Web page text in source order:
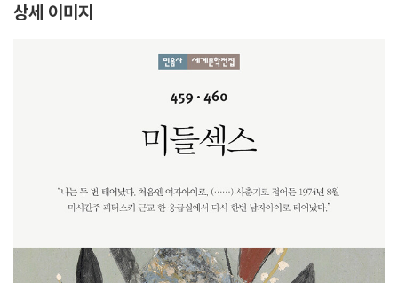
상세 이미지